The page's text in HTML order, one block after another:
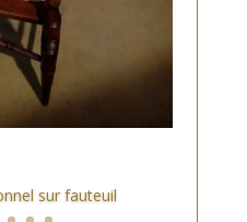
sur fauteuil